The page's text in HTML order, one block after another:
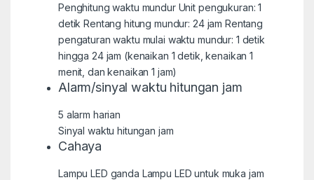
Penghitung waktu mundur Unit pengukuran: 1
detik Rentang hitung mundur: 24 jam Rentang
pengaturan waktu mulai waktu mundur: 1 detik
hingga 24 jam (kenaikan 1 detik, kenaikan 1
menit, dan kenaikan 1 jam)
Alarm/sinyal waktu hitungan jam
5 alarm harian
Sinyal waktu hitungan jam
Cahaya
Lampu LED ganda Lampu LED untuk muka jam